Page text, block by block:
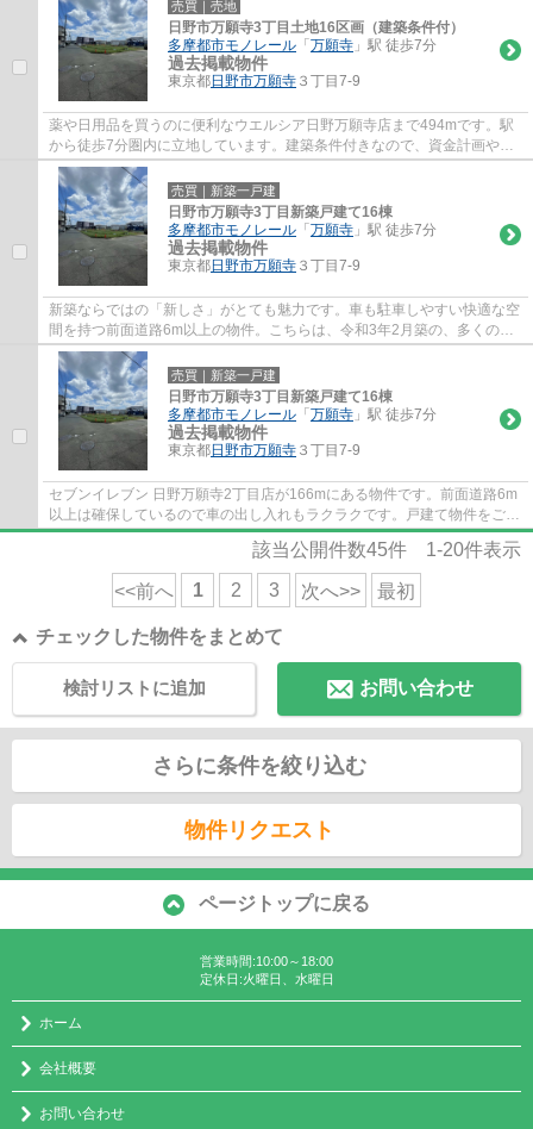
売買｜売地
日野市万願寺3丁目土地16区画（建築条件付）
多摩都市モノレール 「 万願寺 」駅 徒歩7分
過去掲載物件
東京都日野市万願寺 ３丁目7-9
薬や日用品を買うのに便利なウエルシア日野万願寺店まで494mです。駅
から徒歩7分圏内に立地しています。建築条件付きなので、資金計画やス
ケジュールが立てやすく、相場より安いという...
売買｜新築一戸建
日野市万願寺3丁目新築戸建て16棟
多摩都市モノレール 「 万願寺 」駅 徒歩7分
過去掲載物件
東京都日野市万願寺 ３丁目7-9
新築ならではの「新しさ」がとても魅力です。車も駐車しやすい快適な空
間を持つ前面道路6m以上の物件。こちらは、令和3年2月築の、多くの方
に好評の物件となります。駅まで徒歩7分の物...
売買｜新築一戸建
日野市万願寺3丁目新築戸建て16棟
多摩都市モノレール 「 万願寺 」駅 徒歩7分
過去掲載物件
東京都日野市万願寺 ３丁目7-9
セブンイレブン 日野万願寺2丁目店が166mにある物件です。前面道路6m
以上は確保しているので車の出し入れもラクラクです。戸建て物件をご検
討なら、コチラの新築の物件をご覧ください...
該当公開件数45件 1-20件表示
<<前へ 1 2 3 次へ>> 最初
チェックした物件をまとめて
お問い合わせ
検討リストに追加
さらに条件を絞り込む
物件リクエスト
ページトップに戻る
営業時間:10:00～18:00
定休日:火曜日、水曜日
ホーム
会社概要
お問い合わせ